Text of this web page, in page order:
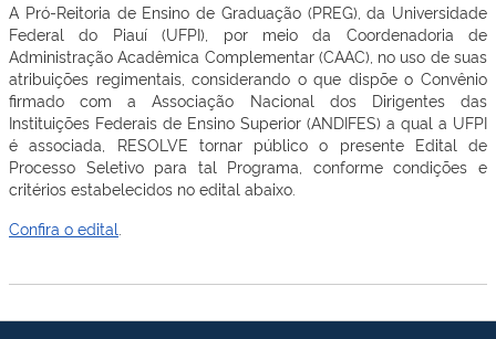
A Pró-Reitoria de Ensino de Graduação (PREG), da Universidade
Federal do Piauí (UFPI), por meio da Coordenadoria de
Administração Acadêmica Complementar (CAAC), no uso de suas
atribuições regimentais, considerando o que dispõe o Convênio
firmado com a Associação Nacional dos Dirigentes das
Instituições Federais de Ensino Superior (ANDIFES) a qual a UFPI
é associada, RESOLVE tornar público o presente Edital de
Processo Seletivo para tal Programa, conforme condições e
critérios estabelecidos no edital abaixo.
Confira o edital